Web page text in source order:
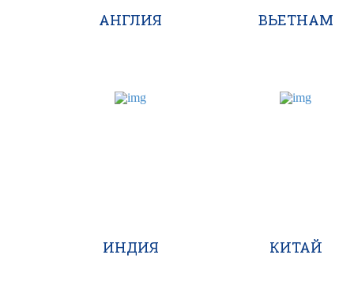
АНГЛИЯ ВЬЕТНАМ
ИНДИЯ КИТАЙ